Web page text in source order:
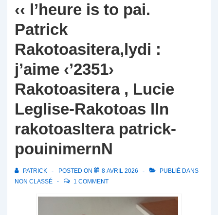
‹‹ l’heure is to pai.
Patrick
Rakotoasitera,lydi :
j’aime ‹’2351›
Rakotoasitera , Lucie
Leglise-Rakotoas lln
rakotoasltera patrick-
pouinimernN
PATRICK POSTED ON 8 AVRIL 2026
PUBLIÉ DANS
NON CLASSÉ
1 COMMENT